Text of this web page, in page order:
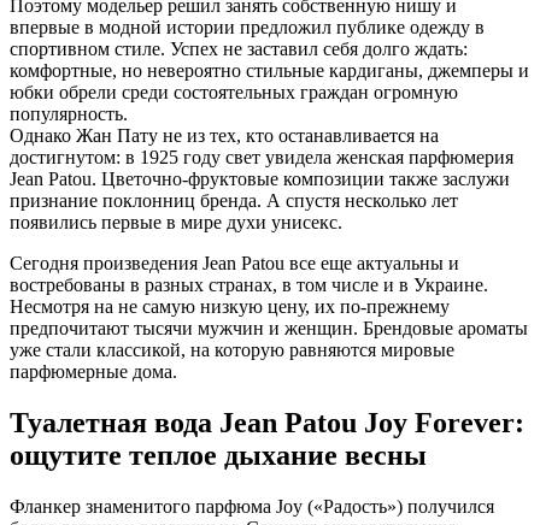
Поэтому модельер решил занять собственную нишу и
впервые в модной истории предложил публике одежду в
спортивном стиле. Успех не заставил себя долго ждать:
комфортные, но невероятно стильные кардиганы, джемперы и
юбки обрели среди состоятельных граждан огромную
популярность.
Однако Жан Пату не из тех, кто останавливается на
достигнутом: в 1925 году свет увидела женская парфюмерия
Jean Patou. Цветочно-фруктовые композиции также заслужи
признание поклонниц бренда. А спустя несколько лет
появились первые в мире духи унисекс.
Сегодня произведения Jean Patou все еще актуальны и
востребованы в разных странах, в том числе и в Украине.
Несмотря на не самую низкую цену, их по-прежнему
предпочитают тысячи мужчин и женщин. Брендовые ароматы
уже стали классикой, на которую равняются мировые
парфюмерные дома.
Туалетная вода Jean Patou Joy Forever:
ощутите теплое дыхание весны
Фланкер знаменитого парфюма Joy («Радость») получился